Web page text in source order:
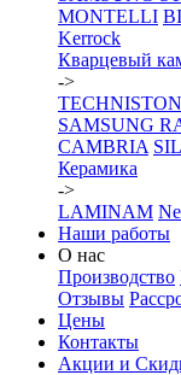
MONTELLI
Kerrock
Кварцевый
->
SAMSUNG
CAMBRIA
Керамика
->
LAMINAM
Наши работы
О нас
Производство
Отзывы
Цены
Контакты
Акции и